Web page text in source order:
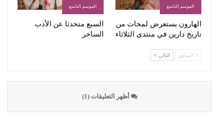
الموسم التاسع
الهارون يستعرض لمحات من
تاريخ دارين في منتدى الثلاثاء
الموسم التاسع
السبع متحدثا عن الأدب
الساخر
السابق التالي
أظهر التعليقات (1)